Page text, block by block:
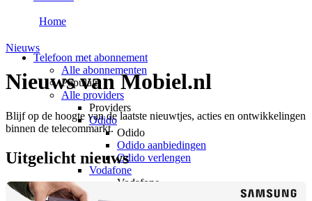
Telefoon met abonnement
Alle abonnementen
Populair
Alle providers
Providers
Odido
Odido
Odido aanbiedingen
Odido verlengen
Vodafone
Vodafone
Home
Nieuws
Nieuws van Mobiel.nl
Blijf op de hoogte van de laatste nieuwtjes, acties en ontwikkelingen
binnen de telecommarkt.
Uitgelicht nieuws